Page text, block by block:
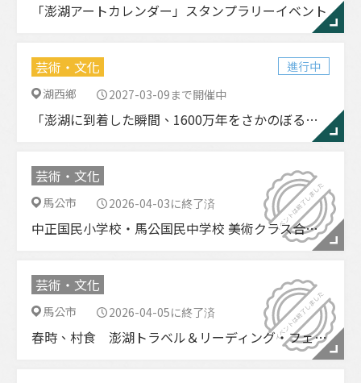
「澎湖アートカレンダー」スタンプラリーイベント
芸術・文化
進行中
湖西鄉
2027-03-09まで開催中
「澎湖に到着した瞬間、1600万年をさかのぼる旅へ」— 潘氏澎湖ワニ化石レプリカ、澎湖空港で展示中
芸術・文化
馬公市 2026-04-03に終了済
中正国民小学校・馬公国民中学校 美術クラス合同展
芸術・文化
馬公市 2026-04-05に終了済
春時、村食 澎湖トラベル＆リーディング・フェスティバル